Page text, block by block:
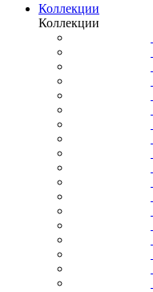
Коллекции
Коллекции